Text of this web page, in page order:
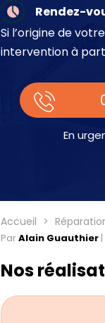
Rendez-
Si l’origine de
intervention à
En
Accueil
ParAlain Guauthier |
Nos